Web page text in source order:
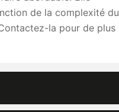
de la complexité du
la pour de plus